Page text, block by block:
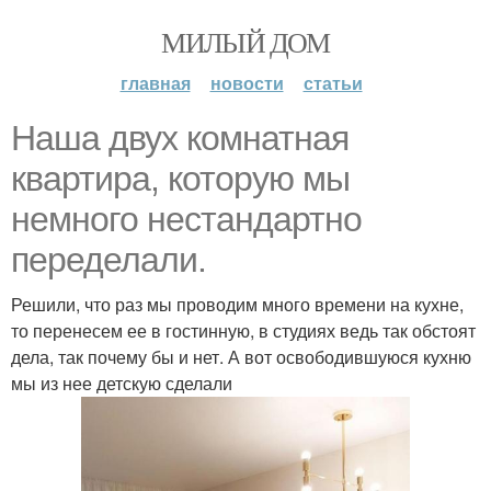
МИЛЫЙ ДОМ
главная новости статьи
Наша двух комнатная
квартира, которую мы
немного нестандартно
переделали.
Решили, что раз мы проводим много времени на кухне,
то перенесем ее в гостинную, в студиях ведь так обстоят
дела, так почему бы и нет. А вот освободившуюся кухню
мы из нее детскую сделали